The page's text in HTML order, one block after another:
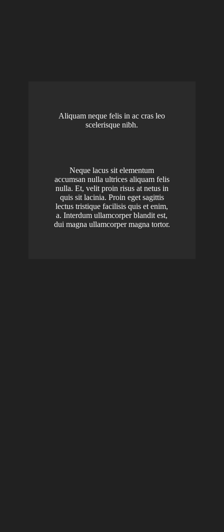
Aliquam neque felis in ac cras leo
scelerisque nibh.
Neque lacus sit elementum
accumsan nulla ultrices aliquam felis
nulla. Et, velit proin risus at netus in
quis sit lacinia. Proin eget sagittis
lectus tristique facilisis quis et enim,
a. Interdum ullamcorper blandit est,
dui magna ullamcorper magna tortor.